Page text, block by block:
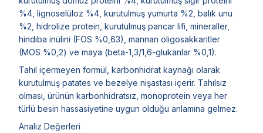
%4, lignoselüloz %4, kurutulmuş yumurta %2, balık unu
%2, hidrolize protein, kurutulmuş pancar lifi, mineraller,
hindiba inülini (FOS %0,63), mannan oligosakkaritler
(MOS %0,2) ve maya (beta-1,3/1,6-glukanlar %0,1).
Tahıl içermeyen formül, karbonhidrat kaynağı olarak
kurutulmuş patates ve bezelye nişastası içerir. Tahılsız
olması, ürünün karbonhidratsız, monoprotein veya her
türlü besin hassasiyetine uygun olduğu anlamına gelmez.
Analiz Değerleri